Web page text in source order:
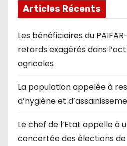
Articles Récents
Les bénéficiaires du
retards exagérés dans
agricoles
La population appelée à
d’hygiène et
Le chef de l’Etat appelle à
concertée des élections de